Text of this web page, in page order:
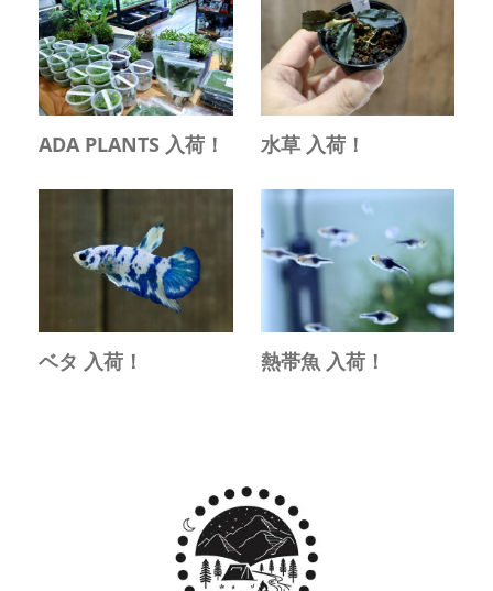
ADA PLANTS 入荷！ 水草 入荷！
ベタ 入荷！ 熱帯魚 入荷！